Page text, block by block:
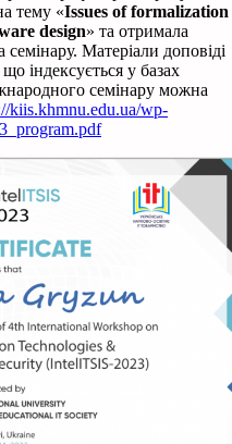
тему «Issues of formalization
design» та отримала
Матеріали доповіді
індексується у базах
семінару можна
kiis.khmnu.edu.ua/wp-